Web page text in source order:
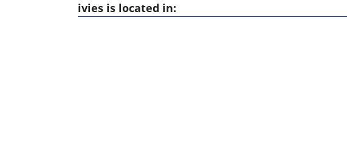
ivies is located in: